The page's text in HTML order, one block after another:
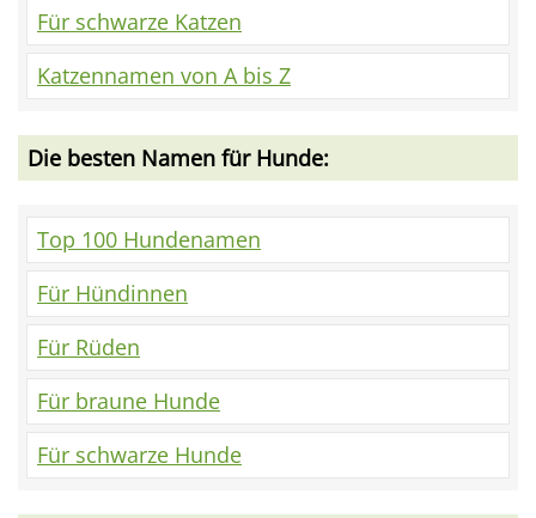
Für schwarze Katzen
Katzennamen von A bis Z
Die besten Namen für Hunde:
Top 100 Hundenamen
Für Hündinnen
Für Rüden
Für braune Hunde
Für schwarze Hunde